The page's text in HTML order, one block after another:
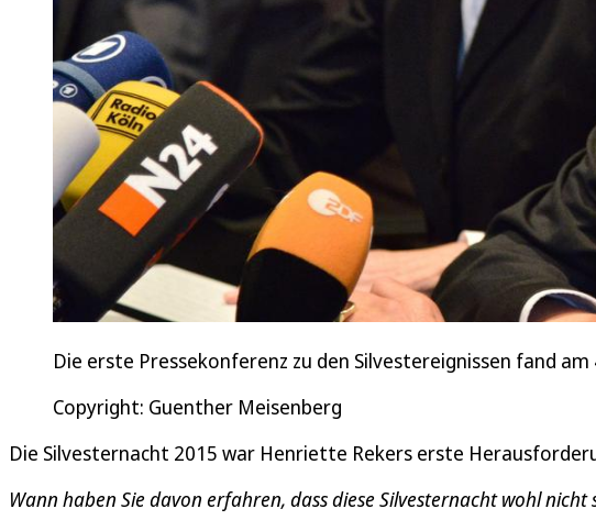
Die erste Pressekonferenz zu den Silvestereignissen fand
Copyright: Guenther Meisenberg
Die Silvesternacht 2015 war Henriette Rekers erste
Wann haben Sie davon erfahren, dass diese Silvesternacht wohl